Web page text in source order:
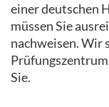
einer deutschen
müssen Sie
nachweisen. Wir
Sie.